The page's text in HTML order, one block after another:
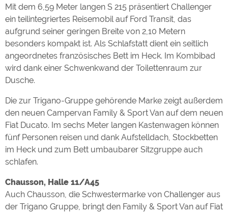
Mit dem 6,59 Meter langen S 215 präsentiert Challenger
ein teilintegriertes Reisemobil auf Ford Transit, das
aufgrund seiner geringen Breite von 2,10 Metern
besonders kompakt ist. Als Schlafstatt dient ein seitlich
angeordnetes französisches Bett im Heck. Im Kombibad
wird dank einer Schwenkwand der Toilettenraum zur
Dusche.
Die zur Trigano-Gruppe gehörende Marke zeigt außerdem
den neuen Campervan Family & Sport Van auf dem neuen
Fiat Ducato. Im sechs Meter langen Kastenwagen können
fünf Personen reisen und dank Aufstelldach, Stockbetten
im Heck und zum Bett umbaubarer Sitzgruppe auch
schlafen.
Chausson, Halle 11/A45
Auch Chausson, die Schwestermarke von Challenger aus
der Trigano Gruppe, bringt den Family & Sport Van auf Fiat